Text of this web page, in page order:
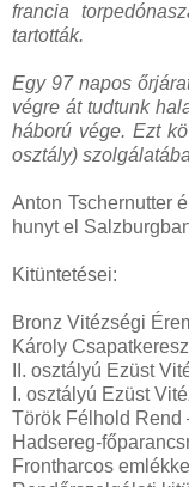
francia
tartották.
Egy 97 napos
végre át tudtunk
háború vége. Ezt
osztály)
Anton Tschernutter
hunyt el
Kitüntetései:
Bronz Vitézségi
Károly
II. osztályú Ezüst
I. osztályú Ezüst
Török Félhold Rend
Hadsereg-
Frontharcos